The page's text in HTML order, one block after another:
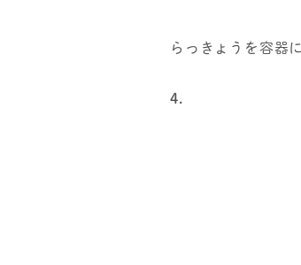
らっきょうを容器
4.